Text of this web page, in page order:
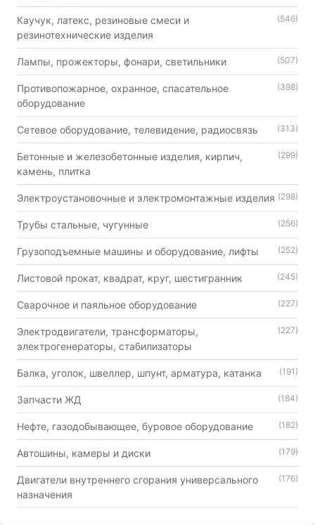
Каучук, латекс, резиновые смеси и
резинотехнические изделия
(546)
Лампы, прожекторы, фонари, светильники (507)
Противопожарное, охранное, спасательное
оборудование
(398)
Сетевое оборудование, телевидение, радиосвязь (313)
Бетонные и железобетонные изделия, кирпич,
камень, плитка
(299)
Электроустановочные и электромонтажные изделия (298)
Трубы стальные, чугунные (256)
Грузоподъемные машины и оборудование, лифты (252)
Листовой прокат, квадрат, круг, шестигранник (245)
Сварочное и паяльное оборудование (227)
Электродвигатели, трансформаторы,
электрогенераторы, стабилизаторы
(227)
Балка, уголок, швеллер, шпунт, арматура, катанка (191)
Запчасти ЖД (184)
Нефте, газодобывающее, буровое оборудование (182)
Автошины, камеры и диски (179)
Двигатели внутреннего сгорания универсального
назначения
(176)